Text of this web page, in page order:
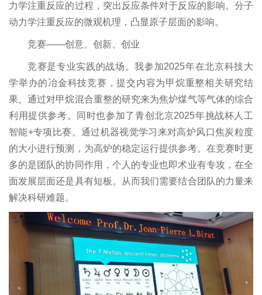
力学注重反应的过程，突出反应条件对于反应的影响。分子
动力学注重反应的微观机理，凸显原子层面的影响。
竞赛——创意、创新、创业
竞赛是专业实践的战场。我参加2025年在北京科技大
学举办的冶金科技竞赛，提交内容为甲烷重整相关研究结
果。通过对甲烷混合重整的研究来为焦炉煤气等气体的综合
利用提供参考。同时也参加了青创北京2025年挑战杯人工
智能+专项比赛。通过机器视觉学习来对高炉风口焦炭粒度
的大小进行预测，为高炉的稳定运行提供参考。在竞赛时更
多的是团队的协同作用，个人的专业也即术业有专攻，在全
面发展层面还是具有短板。从而我们需要结合团队的力量来
解决科研难题。